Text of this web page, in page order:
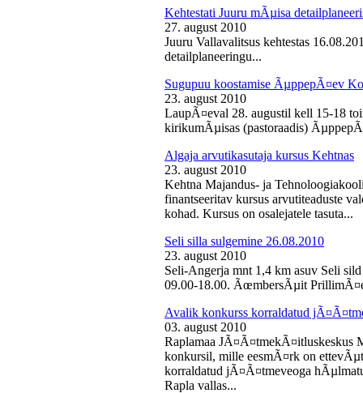
Kehtestati Juuru mÃµisa
27. august 2010
Juuru Vallavalitsus kehtestas
detailplaneeringu...
Sugupuu koostamise ÃµppepÃ¤ev
23. august 2010
LaupÃ¤eval 28. augustil kell 15-18
kirikumÃµisas (pastoraadis)
Algaja arvutikasutaja kursus Kehtnas
23. august 2010
Kehtna Majandus- ja
finantseeritav kursus arvutiteaduste
kohad. Kursus on osalejatele tasuta...
Seli silla sulgemine 26.08.2010
23. august 2010
Seli-Angerja mnt 1,4 km asuv Seli
09.00-18.00. ÃœmbersÃµit
Avalik konkurss korraldatud
03. august 2010
Raplamaa JÃ¤Ã¤tmekÃ¤itluskeskus
konkursil, mille eesmÃ¤rk on
korraldatud jÃ¤Ã¤tmeveoga
Rapla vallas...